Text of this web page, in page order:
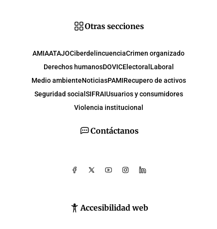
Contáctanos
Accesibilidad web
Otras secciones
AMIAATAJOCiberdelincuenciaCrimen organizado
Derechos humanosDOVICElectoral Laboral
Medio ambienteNoticiasPAMIRecupero de activos
Seguridad social SIFRAIUsuarios y consumidores
Violencia institucional